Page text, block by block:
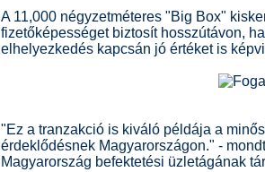
A 11,000 négyzetméteres "Big Box"
fizetőképességet biztosít hosszútávon,
elhelyezkedés kapcsán jó értéket is
"Ez a tranzakció is kiváló példája a
érdeklődésnek Magyarországon." -
Magyarország befektetési üzletágának